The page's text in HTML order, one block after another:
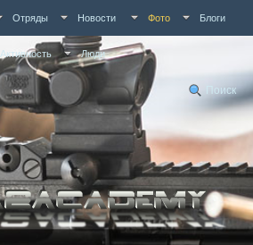
Отряды Новости Фото Блоги
Активность Люди
Поиск